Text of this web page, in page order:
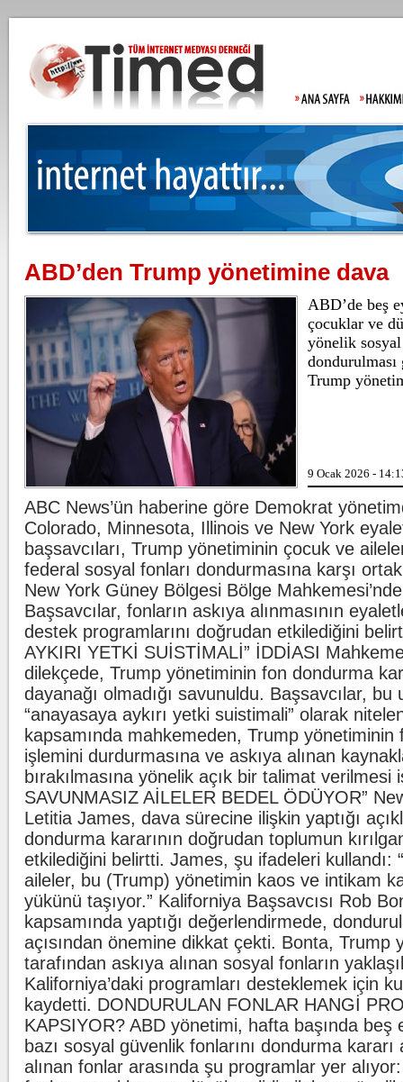
ABD’den Trump yönetimine dava
ABD’de beş
çocuklar ve
yönelik
Trump
9 Ocak 2026 -
ABC News’ün haberine göre Demokrat
Colorado, Minnesota, Illinois ve New York
başsavcıları, Trump yönetiminin çocuk ve
federal sosyal fonları dondurmasına karşı
New York Güney Bölgesi Bölge
Başsavcılar, fonların askıya alınmasının
destek programlarını doğrudan etkilediğini
AYKIRI YETKİ SUİSTİMALİ” İDDİASI
dilekçede, Trump yönetiminin fon dondurma
dayanağı olmadığı savunuldu. Başsavcılar, bu
“anayasaya aykırı yetki suistimali” olarak
kapsamında mahkemeden, Trump yönetiminin
işlemini durdurmasına ve askıya alınan
bırakılmasına yönelik açık bir talimat verilmesi
SAVUNMASIZ AİLELER BEDEL ÖDÜYOR”
Letitia James, dava sürecine ilişkin yaptığı
dondurma kararının doğrudan toplumun
etkilediğini belirtti. James, şu ifadeleri kullandı:
aileler, bu (Trump) yönetimin kaos ve intikam
yükünü taşıyor.” Kaliforniya Başsavcısı Rob
kapsamında yaptığı değerlendirmede,
açısından önemine dikkat çekti. Bonta, Trump
tarafından askıya alınan sosyal fonların
Kaliforniya’daki programları desteklemek için
kaydetti. DONDURULAN FONLAR HANGİ
KAPSIYOR? ABD yönetimi, hafta başında beş
bazı sosyal güvenlik fonlarını dondurma kararı
alınan fonlar arasında şu programlar yer
Allah'tan korkmadınız!Gülistan Doku’nun
soruşturmada
adliyeye sevk edildi.
Lahmacun ve kebapta hile!
Tarım ve Orman
Beşiktaş'ta şok sakatlık
Beşiktaş Kulübü,
Wilfred Ndidi'nin ayak
ligaman yaralanması
duyurdu.
Kılıçdaroğlu'ndan esnafa ziyaret
CHP Genel Başkanı
Kılıçdaroğlu, Ankara
ziyareti yaptı.
yöneticileri eşlik etti.